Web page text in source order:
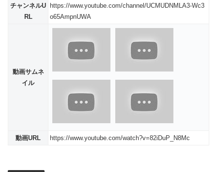
チャンネルU
RL
https://www.youtube.com/channel/UCMUDNMLA3-Wc3
o65AmpnUWA
動画サムネ
イル
動画URL https://www.youtube.com/watch?v=82iDuP_N8Mc